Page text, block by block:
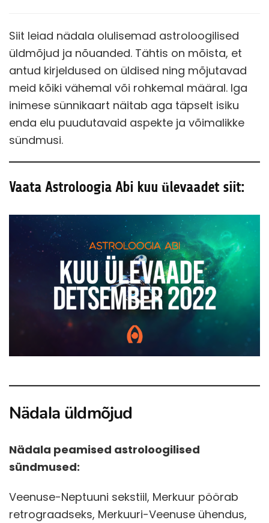
Siit leiad nädala olulisemad astroloogilised
üldmõjud ja nõuanded. Tähtis on mõista, et
antud kirjeldused on üldised ning mõjutavad
meid kõiki vähemal või rohkemal määral. Iga
inimese sünnikaart näitab aga täpselt isiku
enda elu puudutavaid aspekte ja võimalikke
sündmusi.
Vaata Astroloogia Abi kuu ülevaadet siit:
Nädala üldmõjud
Nädala peamised astroloogilised
sündmused:
Veenuse-Neptuuni sekstiil, Merkuur pöörab
retrograadseks, Merkuuri-Veenuse ühendus,